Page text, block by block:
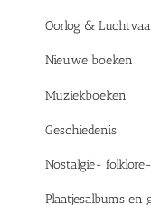
Oorlog &
Nieuwe boeken
Muziekboeken
Geschiedenis
Nostalgie-
Plaatjesalbums en